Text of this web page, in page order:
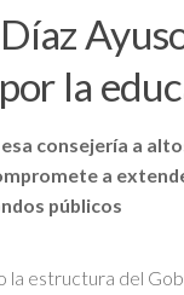
la
consejería a
a
públicos
la estructura del